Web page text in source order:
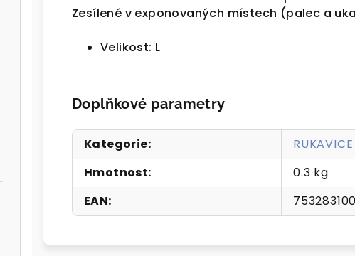
Zesílené v exponovaných místech (palec a
Velikost: L
Doplňkové parametry
Kategorie:
RUKAVICE
Hmotnost:
0.3 kg
EAN: